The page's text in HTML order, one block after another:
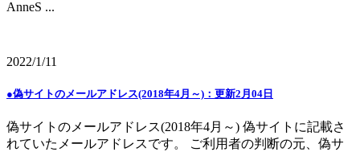
AnneS ...
2022/1/11
●偽サイトのメールアドレス(2018年4月～)：更新2月04日
偽サイトのメールアドレス(2018年4月～) 偽サイトに記載さ
れていたメールアドレスです。 ご利用者の判断の元、偽サ